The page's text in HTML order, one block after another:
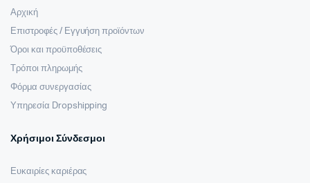
Αρχική
Επιστροφές / Εγγυήση προϊόντων
Όροι και προϋποθέσεις
Τρόποι πληρωμής
Φόρμα συνεργασίας
Υπηρεσία Dropshipping
Χρήσιμοι Σύνδεσμοι
Ευκαιρίες καριέρας